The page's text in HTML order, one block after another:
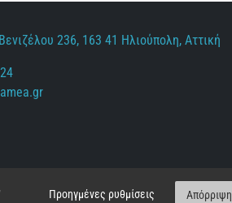
236, 163 41 Ηλιούπολη, Αττική
Προηγμένες ρυθμίσεις Απόρριψη